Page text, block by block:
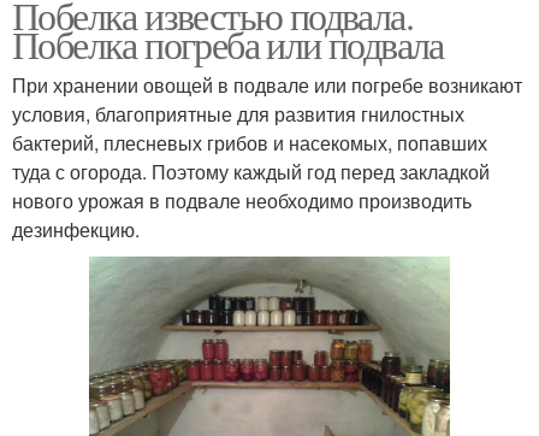
Побелка известью подвала.
Побелка погреба или подвала
При хранении овощей в подвале или погребе возникают
условия, благоприятные для развития гнилостных
бактерий, плесневых грибов и насекомых, попавших
туда с огорода. Поэтому каждый год перед закладкой
нового урожая в подвале необходимо производить
дезинфекцию.